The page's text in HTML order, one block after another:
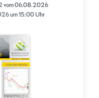
vom 06.08.2026
um 15:00 Uhr